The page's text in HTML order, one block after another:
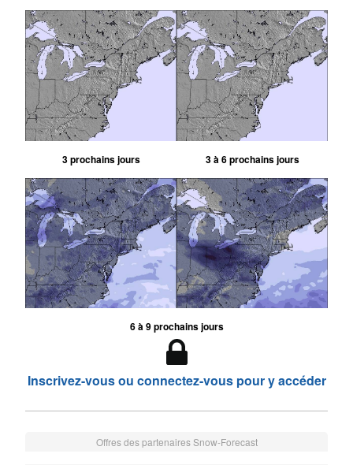
3 prochains jours 3 à 6 prochains jours
6 à 9 prochains jours
Inscrivez-vous ou connectez-vous pour y accéder
Offres des partenaires Snow-Forecast